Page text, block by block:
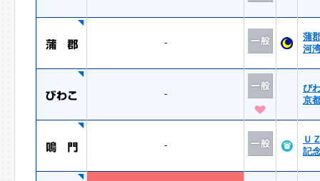
-
蒲
河
-
び
京
-
Ｕ
記